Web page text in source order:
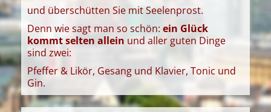
und überschütten Sie mit Seelenprost.
Denn wie sagt man so schön: ein Glück
kommt selten allein und aller guten Dinge
sind zwei:
Pfeffer & Likör, Gesang und Klavier, Tonic und
Gin.